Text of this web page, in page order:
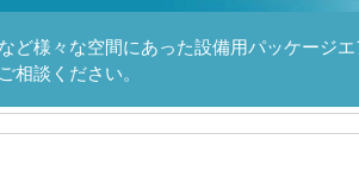
ど様々な空間にあった設備用パッケージ
相談ください。